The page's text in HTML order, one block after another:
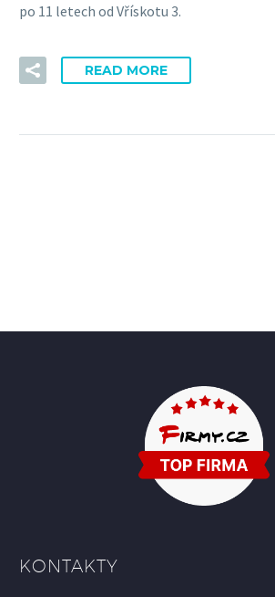
po 11 letech od Vřískotu 3.
READ MORE
KONTAKTY